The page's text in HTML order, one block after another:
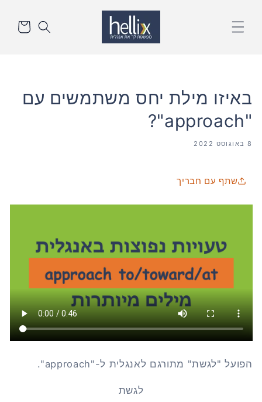
לתוכן
סל
הקניות
באיזו מילת יחס משתמשים עם
"approach"?
8 באוגוסט 2022
שתף עם חבריך
הפועל "לגשת" מתורגם לאנגלית ל-"approach".
לגשת